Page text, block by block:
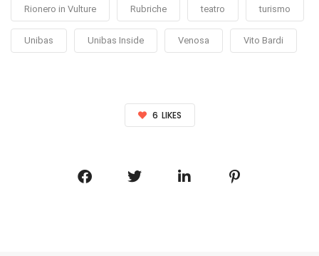
Rionero in Vulture Rubriche teatro turismo
Unibas Unibas Inside Venosa Vito Bardi
6 LIKES